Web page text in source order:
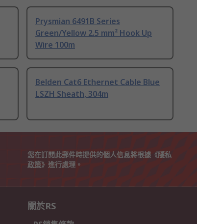
Prysmian 6491B Series
Green/Yellow 2.5 mm² Hook Up
Wire 100m
Belden Cat6 Ethernet Cable Blue
LSZH Sheath, 304m
您在訂閱此郵件時提供的個人信息將根據《隱私
政策》進行處理。
關於RS